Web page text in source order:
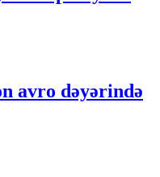
avro dəyərində